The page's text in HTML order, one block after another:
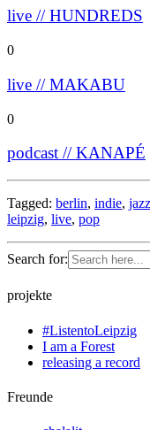
live // HUNDREDS
0
live // MAKABU
0
podcast // KANAPÉ
Tagged: berlin, indie, jazz
leipzig, live, pop
Search for:
projekte
#ListentoLeipzig
I am a Forest
releasing a record
Freunde